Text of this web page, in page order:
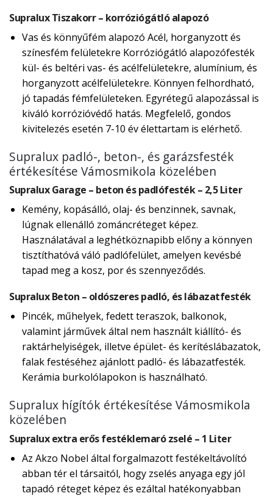
Supralux Tiszakorr – korróziógátló alapozó
Vas és könnyűfém alapozó Acél, horganyzott és
színesfém felületekre Korróziógátló alapozófesték
kül- és beltéri vas- és acélfelületekre, alumínium, és
horganyzott acélfelületekre. Könnyen felhordható,
jó tapadás fémfelületeken. Egyrétegű alapozással is
kiváló korrózióvédő hatás. Megfelelő, gondos
kivitelezés esetén 7-10 év élettartam is elérhető.
Supralux padló-, beton-, és garázsfesték
értékesítése Vámosmikola közelében
Supralux Garage – beton és padlófesték – 2,5 Liter
Kemény, kopásálló, olaj- és benzinnek, savnak,
lúgnak ellenálló zománcréteget képez.
Használatával a leghétköznapibb előny a könnyen
tisztíthatóvá váló padlófelület, amelyen kevésbé
tapad meg a kosz, por és szennyeződés.
Supralux Beton – oldószeres padló, és lábazatfesték
Pincék, műhelyek, fedett teraszok, balkonok,
valamint járművek által nem használt kiállító- és
raktárhelyiségek, illetve épület- és kerítéslábazatok,
falak festéséhez ajánlott padló- és lábazatfesték.
Kerámia burkolólapokon is használható.
Supralux hígítók értékesítése Vámosmikola
közelében
Supralux extra erős festéklemaró zselé – 1 Liter
Az Akzo Nobel által forgalmazott festékeltávolító
abban tér el társaitól, hogy zselés anyaga egy jól
tapadó réteget képez és ezáltal hatékonyabban